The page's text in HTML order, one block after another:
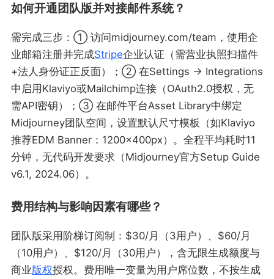
如何开通团队版并对接邮件系统？
需完成三步：① 访问midjourney.com/team，使用企
业邮箱注册并完成Stripe企业认证（需营业执照扫描件
+法人身份证正反面）；② 在Settings → Integrations
中启用Klaviyo或Mailchimp连接（OAuth2.0授权，无
需API密钥）；③ 在邮件平台Asset Library中绑定
Midjourney团队空间，设置默认尺寸模板（如Klaviyo
推荐EDM Banner：1200×400px）。全程平均耗时11
分钟，无代码开发要求（Midjourney官方Setup Guide
v6.1, 2024.06）。
费用结构与影响因素有哪些？
团队版采用阶梯订阅制：$30/月（3用户）、$60/月
（10用户）、$120/月（30用户），含无限生成额度与
商业版权授权。费用唯一变量为用户席位数，不按生成